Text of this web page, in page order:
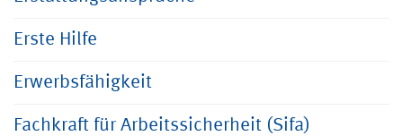
Erste Hilfe
Erwerbsfähigkeit
Fachkraft für Arbeitssicherheit (Sifa)